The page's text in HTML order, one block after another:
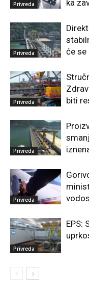
Privreda ka
Privreda
će se
Privreda
biti
Privreda
Privreda
Privreda
EPS: